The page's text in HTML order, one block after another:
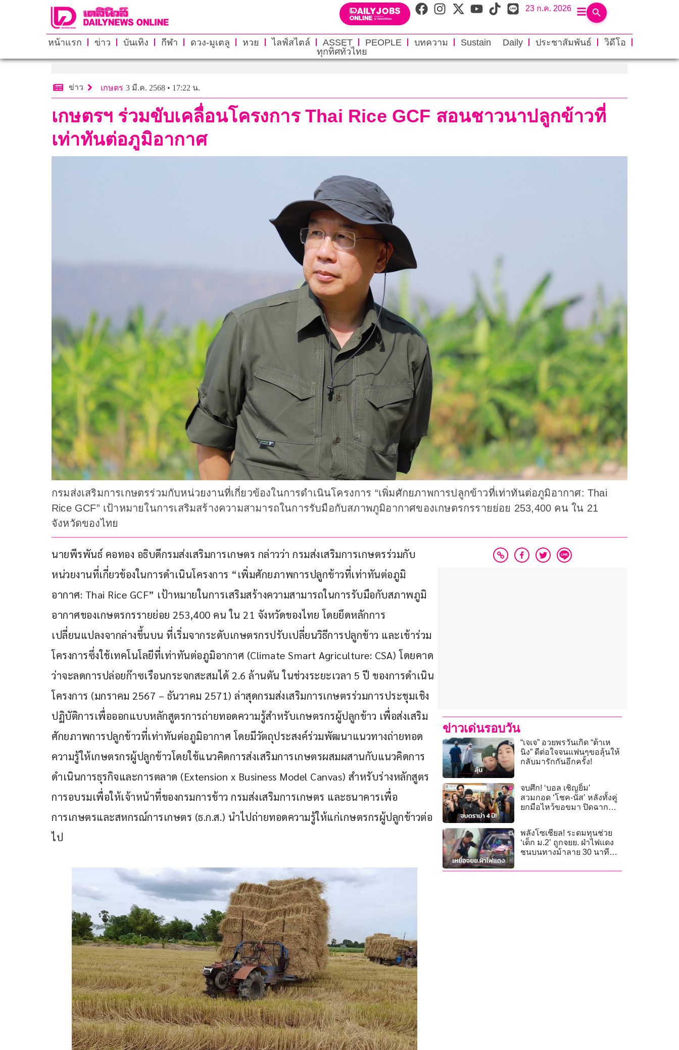
23 ก.ค. 2026
หน้าแรก ข่าว บันเทิง กีฬา ดวง-มูเตลู หวย ไลฟ์สไตล์ ASSET PEOPLE บทความ Sustain Daily ประชาสัมพันธ์
วิดีโอ
ทุกทิศทั่วไทย
ข่าว เกษตร 3 มี.ค. 2568 • 17:22 น.
เกษตรฯ ร่วมขับเคลื่อนโครงการ Thai Rice GCF สอนชาวนาปลูกข้าวที่
เท่าทันต่อภูมิอากาศ
กรมส่งเสริมการเกษตรร่วมกับหน่วยงานที่เกี่ยวข้องในการดำเนินโครงการ “เพิ่มศักยภาพการปลูกข้าวที่เท่าทันต่อภูมิอากาศ: Thai
Rice GCF” เป้าหมายในการเสริมสร้างความสามารถในการรับมือกับสภาพภูมิอากาศของเกษตรกรรายย่อย 253,400 คน ใน 21
จังหวัดของไทย
นายพีรพันธ์ คอทอง อธิบดีกรมส่งเสริมการเกษตร กล่าวว่า กรมส่งเสริมการเกษตรร่วมกับ
หน่วยงานที่เกี่ยวข้องในการดำเนินโครงการ “เพิ่มศักยภาพการปลูกข้าวที่เท่าทันต่อภูมิ
อากาศ: Thai Rice GCF” เป้าหมายในการเสริมสร้างความสามารถในการรับมือกับสภาพภูมิ
อากาศของเกษตรกรรายย่อย 253,400 คน ใน 21 จังหวัดของไทย โดยยึดหลักการ
เปลี่ยนแปลงจากล่างขึ้นบน ที่เริ่มจากระดับเกษตรกรปรับเปลี่ยนวิธีการปลูกข้าว และเข้าร่วม
โครงการซึ่งใช้เทคโนโลยีที่เท่าทันต่อภูมิอากาศ (Climate Smart Agriculture: CSA) โดยคาด
ว่าจะลดการปล่อยก๊าซเรือนกระจกสะสมได้ 2.6 ล้านตัน ในช่วงระยะเวลา 5 ปี ของการดำเนิน
โครงการ (มกราคม 2567 – ธันวาคม 2571) ล่าสุดกรมส่งเสริมการเกษตรร่วมการประชุมเชิง
ปฏิบัติการเพื่อออกแบบหลักสูตรการถ่ายทอดความรู้สำหรับเกษตรกรผู้ปลูกข้าว เพื่อส่งเสริม
ศักยภาพการปลูกข้าวที่เท่าทันต่อภูมิอากาศ โดยมีวัตถุประสงค์ร่วมพัฒนาแนวทางถ่ายทอด
ความรู้ให้เกษตรกรผู้ปลูกข้าวโดยใช้แนวคิดการส่งเสริมการเกษตรผสมผสานกับแนวคิดการ
ดำเนินการธุรกิจและการตลาด (Extension x Business Model Canvas) สำหรับร่างหลักสูตร
การอบรมเพื่อให้เจ้าหน้าที่ของกรมการข้าว กรมส่งเสริมการเกษตร และธนาคารเพื่อ
การเกษตรและสหกรณ์การเกษตร (ธ.ก.ส.) นำไปถ่ายทอดความรู้ให้แก่เกษตรกรผู้ปลูกข้าวต่อ
ไป
ข่าวเด่นรอบวัน
“เจเจ” อวยพรวันเกิด “ต้าเห
นิง” ดีต่อใจจนแฟนๆขอลุ้นให้
กลับมารักกันอีกครั้ง!
จบศึก! ‘บอล เชิญยิ้ม’
สวมกอด ‘โชค-นัส’ หลังทั้งคู่
ยกมือไหว้ขอขมา ปิดฉาก
พลังโซเชียล! ระดมทุนช่วย
‘เด็ก ม.2’ ถูกจยย. ฝ่าไฟแดง
ชนบนทางม้าลาย 30 นาที